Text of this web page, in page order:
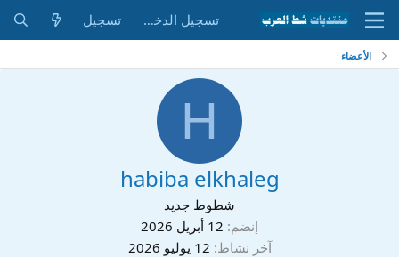
تسجيل الدخول تسجيل
الأعضاء
H
habiba elkhaleg
شطوط جديد
إنضم 12 أبريل 2026
آخر نشاط 12 يوليو 2026